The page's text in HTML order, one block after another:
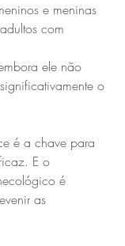
e meninas
com
ele não
o
é a chave para
E o
é
as